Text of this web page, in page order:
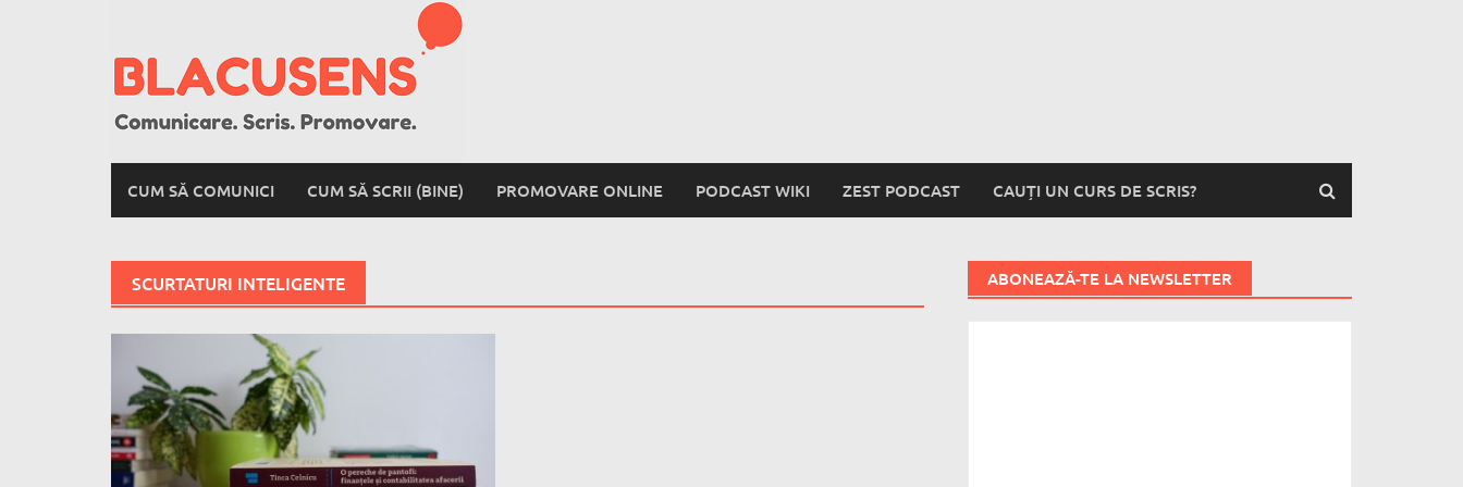
CUM SĂ COMUNICI CUM SĂ SCRII (BINE) PROMOVARE ONLINE PODCAST WIKI ZEST PODCAST CAUȚI UN CURS DE SCRIS?
SCURTATURI INTELIGENTE ABONEAZĂ-TE LA NEWSLETTER